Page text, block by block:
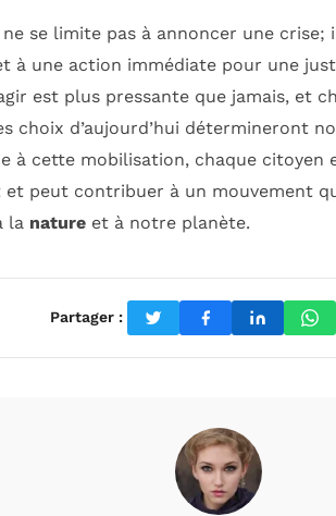
ne se limite pas à annoncer une
à une action immédiate pour une
est plus pressante que jamais, et
choix d’aujourd’hui détermineront
à cette mobilisation, chaque
et peut contribuer à un mouvement
la nature et à notre planète.
Partager :